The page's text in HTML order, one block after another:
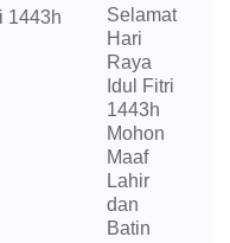
Selamat
Hari
Raya
Idul Fitri
1443h
Mohon
Maaf
Lahir
dan
Batin